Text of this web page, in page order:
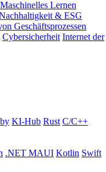
Maschinelles Lernen
& ESG
Geschäftsprozessen
Cybersicherheit Internet der
KI-Hub Rust C/C++
.NET MAUI Kotlin Swift